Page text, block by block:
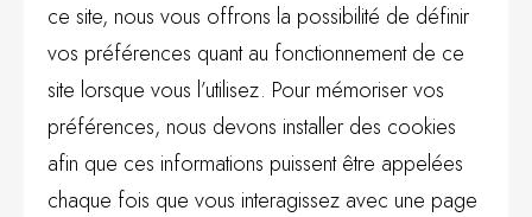
ce site, nous vous offrons la possibilité de définir
vos préférences quant au fonctionnement de ce
site lorsque vous l’utilisez. Pour mémoriser vos
préférences, nous devons installer des cookies
afin que ces informations puissent être appelées
chaque fois que vous interagissez avec une page